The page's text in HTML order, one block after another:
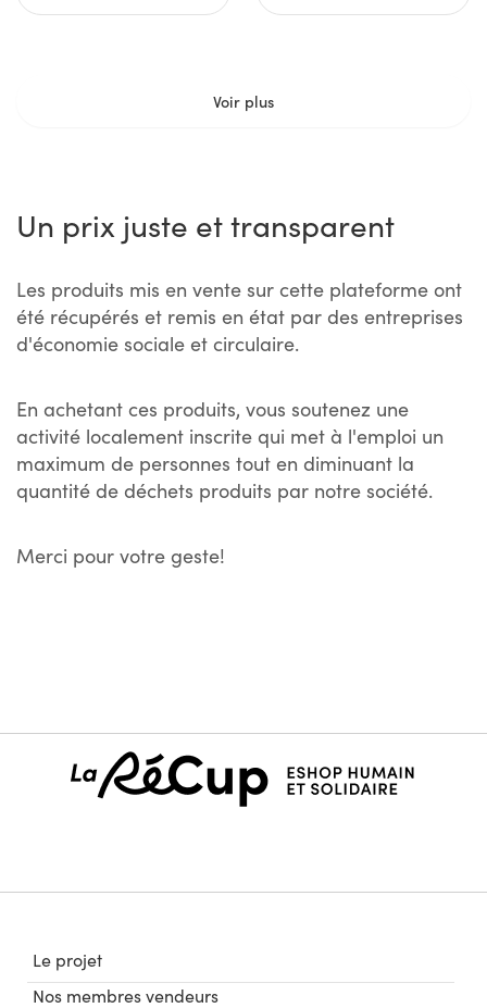
Voir plus
Un prix juste et transparent
Les produits mis en vente sur cette plateforme ont
été récupérés et remis en état par des entreprises
d'économie sociale et circulaire.
En achetant ces produits, vous soutenez une
activité localement inscrite qui met à l'emploi un
maximum de personnes tout en diminuant la
quantité de déchets produits par notre société.
Merci pour votre geste!
Le projet
Nos membres vendeurs